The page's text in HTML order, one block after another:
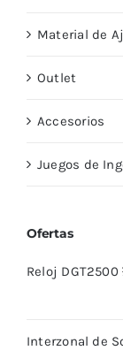
Material de
Outlet
Accesorios
Juegos de
Ofertas
Reloj DGT2500
Interzonal de